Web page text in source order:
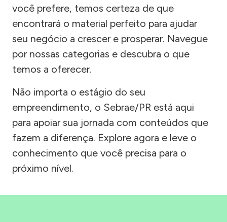
você prefere, temos certeza de que
encontrará o material perfeito para ajudar
seu negócio a crescer e prosperar. Navegue
por nossas categorias e descubra o que
temos a oferecer.
Não importa o estágio do seu
empreendimento, o Sebrae/PR está aqui
para apoiar sua jornada com conteúdos que
fazem a diferença. Explore agora e leve o
conhecimento que você precisa para o
próximo nível.